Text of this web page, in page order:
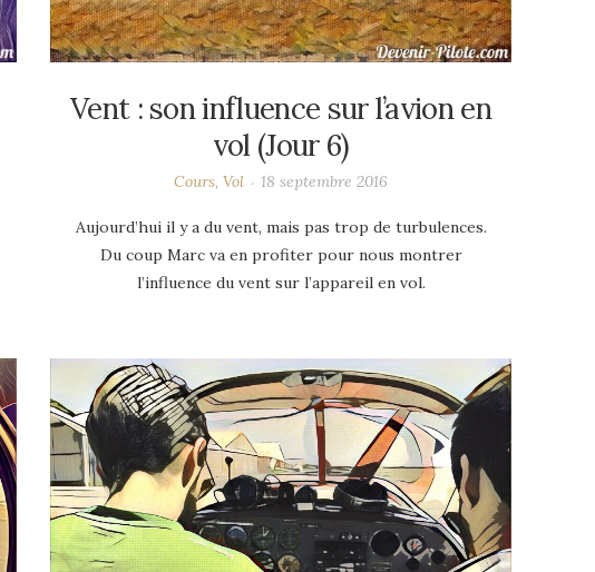
Vent : son influence sur l’avion en
vol (Jour 6)
Cours, Vol 18 septembre 2016
Aujourd’hui il y a du vent, mais pas trop de turbulences.
Du coup Marc va en profiter pour nous montrer
l’influence du vent sur l’appareil en vol.